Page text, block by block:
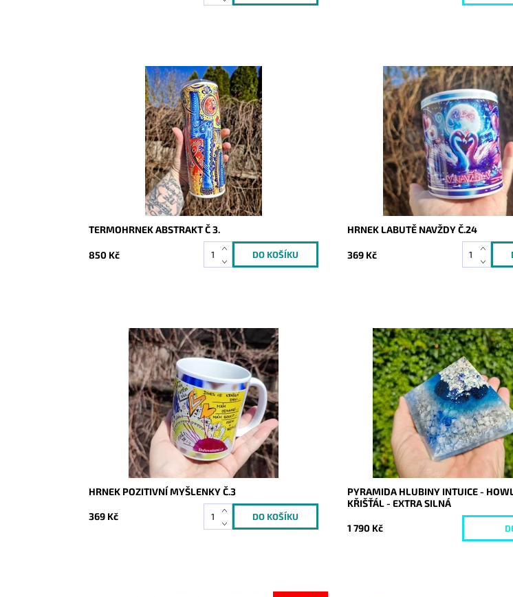
Skladem
10133
TERMOHRNEK ABSTRAKT Č 3.
850 Kč
Dostupnost:
Skladem
10023
HRNEK LABUTĚ NAVŽDY Č.24
369 Kč
Dostupnost:
Skladem
8378
HRNEK POZITIVNÍ MYŠLENKY Č.3
369 Kč
Dostupnost:
Vyprodáno
10287
PYRAMIDA HLUBINY INTUICE -
KŘIŠŤÁL - EXTRA SILNÁ
1 790 Kč